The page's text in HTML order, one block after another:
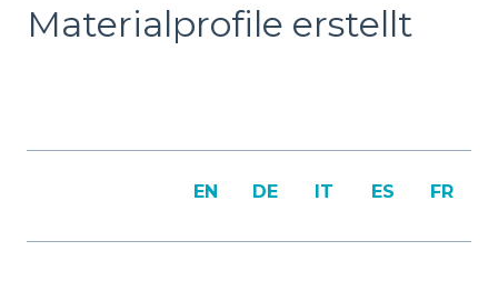
Materialprofile erstellt
EN DE IT ES FR